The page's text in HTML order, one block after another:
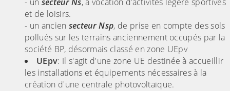
et de loisirs.
- un ancien secteur Nsp, de prise en compte des sols
pollués sur les terrains anciennement occupés par la
société BP, désormais classé en zone UEpv
UEpv: Il s'agit d'une zone UE destinée à accueillir
les installations et équipements nécessaires à la
création d'une centrale photovoltaïque.